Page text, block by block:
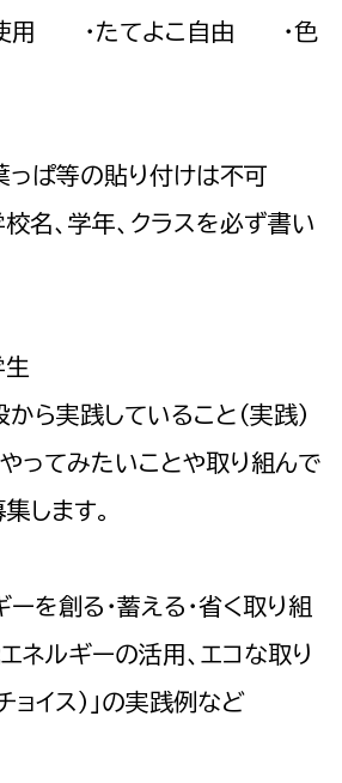
選挙管理委員会事務局
使用 ・たてよこ自由 ・色
ぱ等の貼り付けは不可
名、学年、クラスを必ず書い
生
ら実践していること（実践）
やってみたいことや取り組んで
します。
を創る・蓄える・省く取り組
ネルギーの活用、エコな取り
イス）」の実践例など